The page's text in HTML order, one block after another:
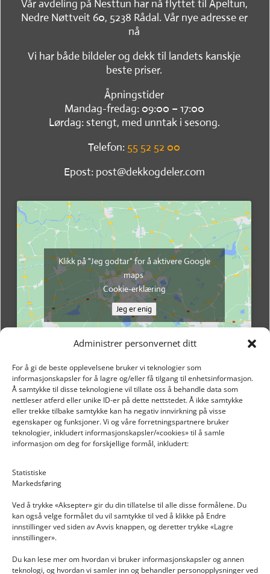
Administrer personvernet ditt
For å gi de beste opplevelsene bruker vi teknologier som
informasjonskapsler for å lagre og/eller få tilgang til enhetsinformasjon.
Å samtykke til disse teknologiene vil tillate oss å behandle data som
nettleser atferd eller unike ID-er på dette nettstedet. Å ikke samtykke
eller trekke tilbake samtykke kan ha negativ innvirkning på visse
egenskaper og funksjoner. Vi og våre forretningspartnere bruker
teknologier, inkludert informasjonskapsler/«cookies» til å samle
informasjon om deg for forskjellige formål, inkludert:
Statistiske
Markedsføring
Ved å trykke «Aksepter» gir du din tillatelse til alle disse formålene. Du
kan også velge formålet du vil samtykke til ved å klikke på Endre
innstillinger ved siden av Avvis knappen, og deretter trykke «Lagre
innstillinger».
Du kan lese mer om hvordan vi bruker informasjonskapsler og annen
teknologi, og hvordan vi samler inn og behandler personopplysninger ved
Vår avdeling på Nesttun har nå flyttet til Apeltun,
Nedre Nøttveit 60, 5238 Rådal. Vår nye adresse er
nå
Vi har både bildeler og dekk til landets kanskje
beste priser.
Åpningstider
Mandag-fredag: 09:00 – 17:00
Lørdag: stengt, med unntak i sesong.
Telefon: 55 52 52 00
Epost: post@dekkogdeler.com
Klikk på "Jeg godtar" for å aktivere Google
maps
Cookie-erklæring
Jeg er enig
INFORMASJON